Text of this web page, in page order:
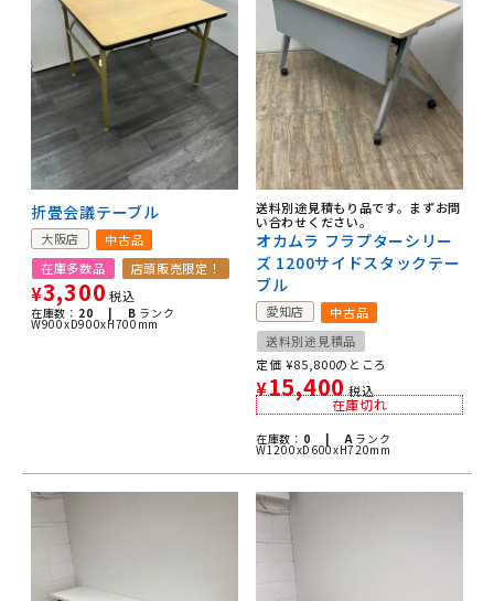
折畳会議テーブル
大阪店
中古品
在庫多数品
店頭販売限定！
¥3,300 税込
在庫数： 20 | B ランク
W900xD900xH700mm
送料別途見積もり品です。まずお問
い合わせください。
オカムラ フラプターシリー
ズ 1200サイドスタックテー
ブル
愛知店
中古品
送料別途見積品
定価 ¥85,800のところ
¥15,400 税込
在庫切れ
在庫数： 0 | Aランク
W1200xD600xH720mm